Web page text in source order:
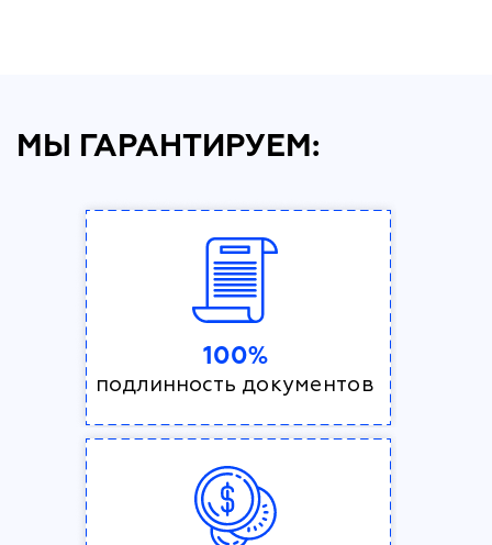
МЫ ГАРАНТИРУЕМ:
100%
подлинность документов